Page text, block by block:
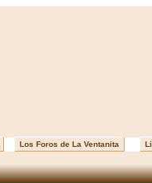
Los Foros de La Ventanita